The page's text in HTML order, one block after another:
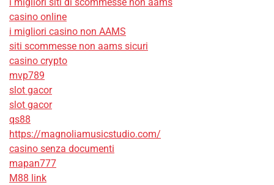
i migliori siti di scommesse non aams
casino online
i migliori casino non AAMS
siti scommesse non aams sicuri
casino crypto
mvp789
slot gacor
slot gacor
qs88
https://magnoliamusicstudio.com/
casino senza documenti
mapan777
M88 link